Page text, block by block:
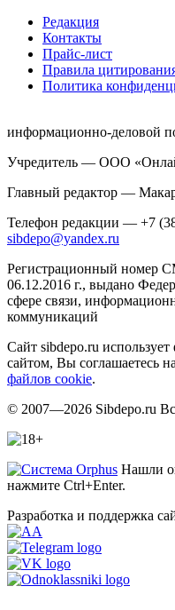
Редакция
Контакты
Прайс-лист
Правила
Политика
информационно-деловой
Учредитель — ООО
Главный редактор —
Телефон редакции — +7
sibdepo@yandex.ru
Регистрационный
06.12.2016 г., выдано
сфере связи,
коммуникаций
Сайт sibdepo.ru
сайтом, Вы соглашаетесь
файлов cookie.
© 2007—2026 Sibdepo.ru
Нашли
нажмите Ctrl+Enter.
Разработка и поддержка